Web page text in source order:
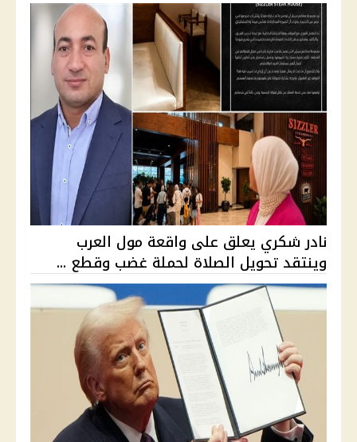
نادر شكري يعلق على واقعة مول العرب
وينتقد تحويل الصلاة لحملة غضب وقطع ...